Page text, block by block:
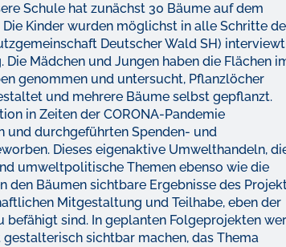
Schule hat zunächst 30 Bäume auf dem
Kinder wurden möglichst in alle Schritte
Deutscher Wald SH)
Mädchen und Jungen haben die Flächen
genommen und untersucht, Pflanzlöcher
und mehrere Bäume selbst gepflanzt.
in Zeiten der CORONA-Pandemie
und durchgeführten Spenden- und
Dieses eigenaktive Umwelthandeln,
umweltpolitische Themen ebenso wie die
Bäumen sichtbare Ergebnisse des
Mitgestaltung und Teilhabe, eben der
sind. In geplanten Folgeprojekten
sichtbar machen, das Thema